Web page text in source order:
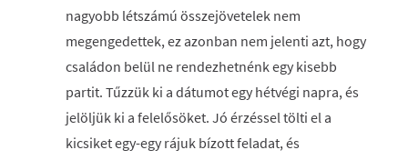
nagyobb létszámú összejövetelek nem
megengedettek, ez azonban nem jelenti azt, hogy
családon belül ne rendezhetnénk egy kisebb
partit. Tűzzük ki a dátumot egy hétvégi napra, és
jelöljük ki a felelősöket. Jó érzéssel tölti el a
kicsiket egy-egy rájuk bízott feladat, és